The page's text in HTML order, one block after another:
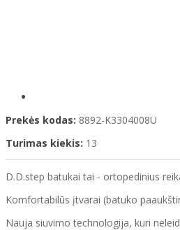
Prekės kodas: 8892-K3304008U
Turimas kiekis: 13
D.D.step batukai tai - ortopedinius
Komfortabilūs įtvarai (batuko
Nauja siuvimo technologija, kuri